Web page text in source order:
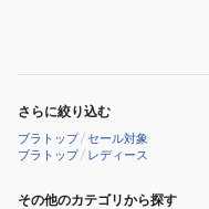
さらに絞り込む
ブラトップ/セール対象
ブラトップ/ レディース
その他のカテゴリから探す